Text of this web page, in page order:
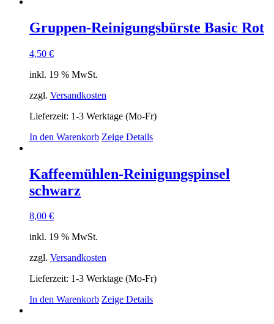
Gruppen-Reinigungsbürste Basic Rot
4,50 €
inkl. 19 % MwSt.
zzgl. Versandkosten
Lieferzeit: 1-3 Werktage (Mo-Fr)
In den Warenkorb Zeige Details
Kaffeemühlen-Reinigungspinsel
schwarz
8,00 €
inkl. 19 % MwSt.
zzgl. Versandkosten
Lieferzeit: 1-3 Werktage (Mo-Fr)
In den Warenkorb Zeige Details